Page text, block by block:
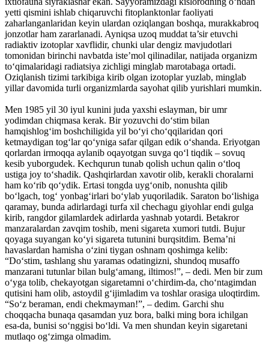
yetti qismini ishlab chiqaruvchi fitoplanktonlar faoliyati
zaharlanganlaridan keyin ulardan oziqlangan boshqa, murakkabroq
jonzotlar ham zararlanadi. Ayniqsa uzoq muddat ta’sir etuvchi
radiaktiv izotoplar xavflidir, chunki ular dengiz mavjudotlari
tomonidan birinchi navbatda iste’mol qilinadilar, natijada organizm
to‘qimalaridagi radiatsiya zichligi minglab marotabaga ortadi.
Oziqlanish tizimi tarkibiga kirib olgan izotoplar yuzlab, minglab
yillar davomida turli organizmlarda sayohat qilib yurishlari mumkin.
Men 1985 yil 30 iyul kunini juda yaxshi eslayman, bir umr
yodimdan chiqmasa kerak. Bir yozuvchi do‘stim bilan
hamqishlog‘im boshchiligida yil bo‘yi cho‘qqilaridan qori
ketmaydigan tog‘lar qo‘yniga safar qilgan edik o‘shanda. Eriyotgan
qorlardan irmoqqa aylanib oqayotgan suvga qo‘l tiqdik – sovuq
kesib yuborgudek. Kechqurun tunab qolish uchun qalin o‘tloq
ustiga joy to‘shadik. Qashqirlardan xavotir olib, kerakli choralarni
ham ko‘rib qo‘ydik. Ertasi tongda uyg‘onib, nonushta qilib
bo‘lgach, tog‘ yonbag‘irlari bo‘ylab yuqoriladik. Saraton bo‘lishiga
qaramay, bunda adirlardagi turfa xil chechagu giyohlar endi gulga
kirib, rangdor gilamlardek adirlarda yashnab yotardi. Betakror
manzaralardan zavqim toshib, meni sigareta xumori tutdi. Bujur
qoyaga suyangan ko‘yi sigareta tutunini burqsitdim. Bema’ni
havaslardan hamisha o‘zini tiygan oshnam qoshimga kelib:
“Do‘stim, tashlang shu yaramas odatingizni, shundoq musaffo
manzarani tutunlar bilan bulg‘amang, iltimos!”, – dedi. Men bir zum
o‘yga tolib, chekayotgan sigaretamni o‘chirdim-da, cho‘ntagimdan
qutisini ham olib, astoydil g‘ijimladim va toshlar orasiga uloqtirdim.
“So‘z beraman, endi chekmayman!”, – dedim. Garchi shu
choqqacha bunaqa qasamdan yuz bora, balki ming bora ichilgan
esa-da, bunisi so‘nggisi bo‘ldi. Va men shundan keyin sigaretani
mutlaqo og‘zimga olmadim.